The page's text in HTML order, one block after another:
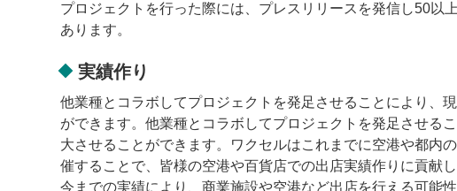
プロジェクトを行った際には、プレスリリースを発信し50以
あります。
実績作り
他業種とコラボしてプロジェクトを発足させることにより、
ができます。他業種とコラボしてプロジェクトを発足させる
大させることができます。ワクセルはこれまでに空港や都内
催することで、皆様の空港や百貨店での出店実績作りに貢献し
今までの実績により、商業施設や空港など出店を行える可能性